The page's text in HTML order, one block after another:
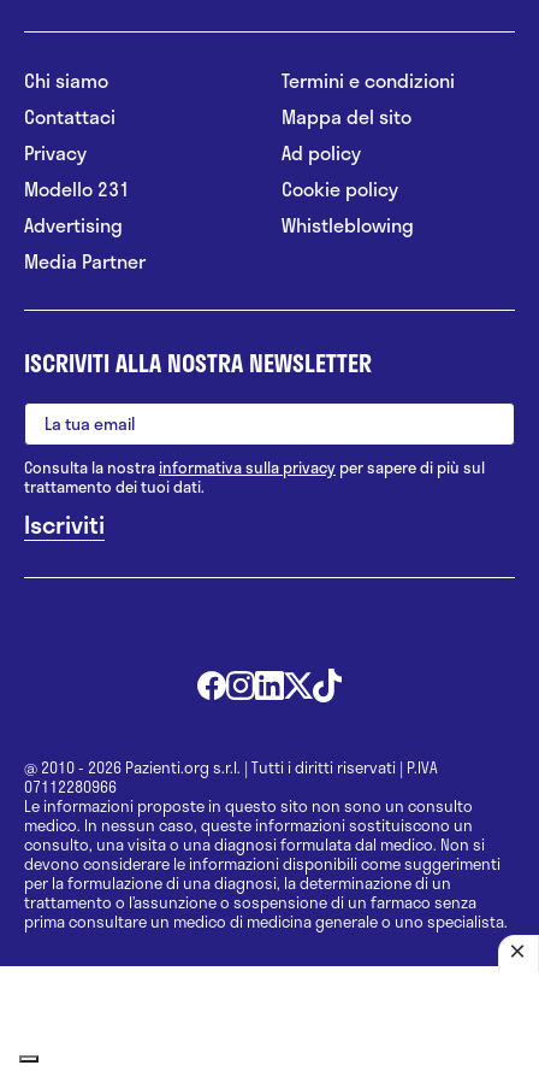
Chi siamo
Contattaci
Privacy
Modello 231
Advertising
Media Partner
Termini e condizioni
Mappa del sito
Ad policy
Cookie policy
Whistleblowing
ISCRIVITI ALLA NOSTRA NEWSLETTER
Consulta la nostrainformativa sulla privacy per sapere di più sul
trattamento dei tuoi dati.
@ 2010 - 2026 Pazienti.org s.r.l. | Tutti i diritti riservati | P.IVA
07112280966
Le informazioni proposte in questo sito non sono un consulto
medico. In nessun caso, queste informazioni sostituiscono un
consulto, una visita o una diagnosi formulata dal medico. Non si
devono considerare le informazioni disponibili come suggerimenti
per la formulazione di una diagnosi, la determinazione di un
trattamento o l’assunzione o sospensione di un farmaco senza
prima consultare un medico di medicina generale o uno specialista.